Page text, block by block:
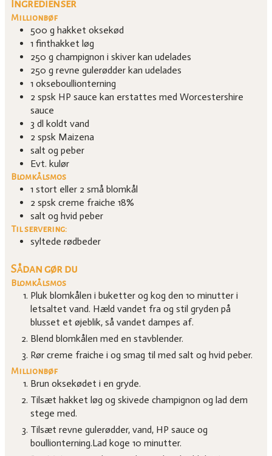
Ingredienser
Millionbøf
500 g hakket oksekød
1 finthakket løg
250 g champignon i skiver kan udelades
250 g revne gulerødder kan udelades
1 okseboullionterning
2 spsk HP sauce kan erstattes med Worcestershire
sauce
3 dl koldt vand
2 spsk Maizena
salt og peber
Evt. kulør
Blomkålsmos
1 stort eller 2 små blomkål
2 spsk creme fraiche 18%
salt og hvid peber
Til servering:
syltede rødbeder
Sådan gør du
Blomkålsmos
Pluk blomkålen i buketter og kog den 10 minutter i
letsaltet vand. Hæld vandet fra og stil gryden på
blusset et øjeblik, så vandet dampes af.
Blend blomkålen med en stavblender.
Rør creme fraiche i og smag til med salt og hvid peber.
Millionbøf
Brun oksekødet i en gryde.
Tilsæt hakket løg og skivede champignon og lad dem
stege med.
Tilsæt revne gulerødder, vand, HP sauce og
boullionterning.Lad koge 10 minutter.